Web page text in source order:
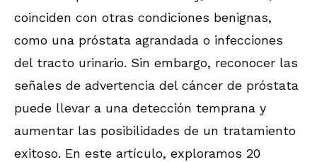
coinciden con otras condiciones benignas,
como una próstata agrandada o infecciones
del tracto urinario. Sin embargo, reconocer las
señales de advertencia del cáncer de próstata
puede llevar a una detección temprana y
aumentar las posibilidades de un tratamiento
exitoso. En este artículo, exploramos 20